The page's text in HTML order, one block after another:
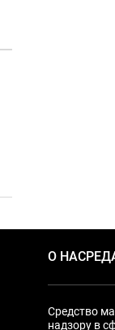
О НАС
Средство
надзору в